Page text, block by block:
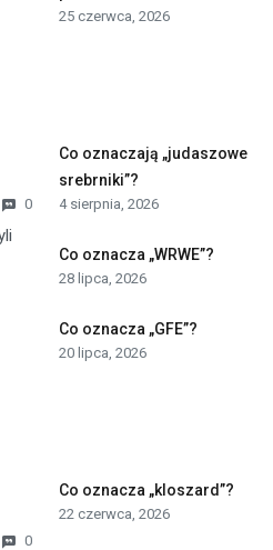
25 czerwca, 2026
0
Co oznaczają „judaszowe
srebrniki”?
4 sierpnia, 2026
Co oznacza „WRWE”?
28 lipca, 2026
Co oznacza „GFE”?
20 lipca, 2026
0
Co oznacza „kloszard”?
22 czerwca, 2026